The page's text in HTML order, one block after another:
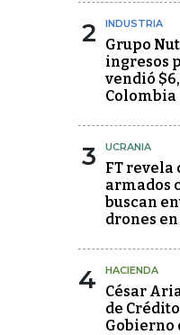
2 INDUSTRIA
Grupo
ingresos
vendió
Colombia
3 UCRANIA
FT revela
armados
buscan
drones
4 HACIENDA
César
de
Gobierno